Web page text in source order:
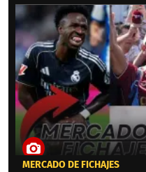
MERCADO DE FICHAJES